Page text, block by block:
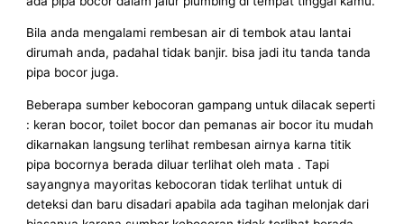
Bila anda mengalami rembesan air di tembok atau lantai
dirumah anda, padahal tidak banjir. bisa jadi itu tanda tanda
pipa bocor juga.
Beberapa sumber kebocoran gampang untuk dilacak seperti
: keran bocor, toilet bocor dan pemanas air bocor itu mudah
dikarnakan langsung terlihat rembesan airnya karna titik
pipa bocornya berada diluar terlihat oleh mata . Tapi
sayangnya mayoritas kebocoran tidak terlihat untuk di
deteksi dan baru disadari apabila ada tagihan melonjak dari